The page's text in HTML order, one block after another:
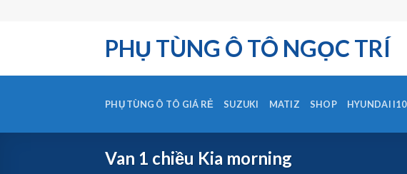
PHỤ TÙNG Ô TÔ NGỌC TRÍ
PHỤ TÙNG Ô TÔ GIÁ RẺ SUZUKI MATIZ SHOP HYUNDAI I10
Van 1 chiều Kia morning